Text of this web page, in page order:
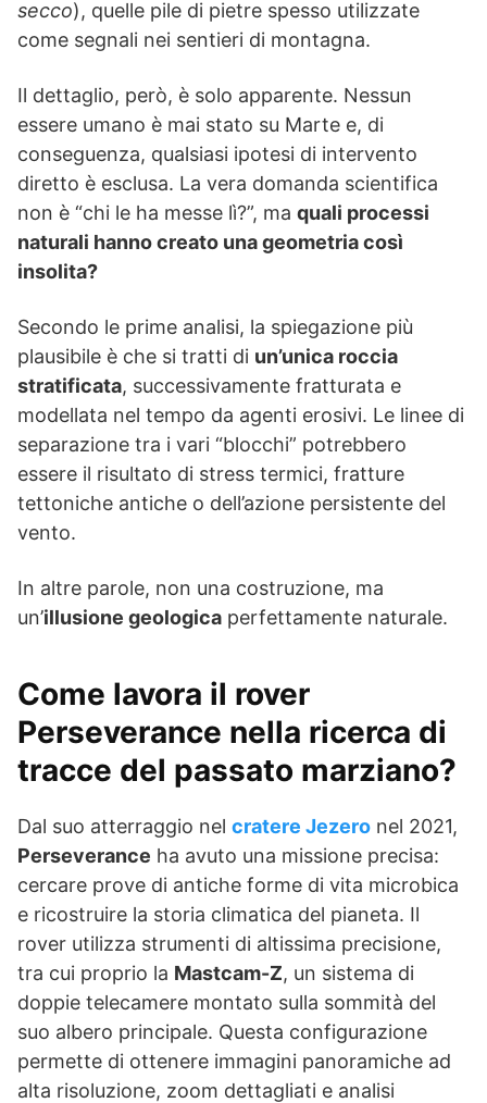
secco), quelle pile di pietre spesso utilizzate
come segnali nei sentieri di montagna.
Il dettaglio, però, è solo apparente. Nessun
essere umano è mai stato su Marte e, di
conseguenza, qualsiasi ipotesi di intervento
diretto è esclusa. La vera domanda scientifica
non è “chi le ha messe lì?”, ma quali processi
naturali hanno creato una geometria così
insolita?
Secondo le prime analisi, la spiegazione più
plausibile è che si tratti di un’unica roccia
stratificata, successivamente fratturata e
modellata nel tempo da agenti erosivi. Le linee di
separazione tra i vari “blocchi” potrebbero
essere il risultato di stress termici, fratture
tettoniche antiche o dell’azione persistente del
vento.
In altre parole, non una costruzione, ma
un’illusione geologica perfettamente naturale.
Come lavora il rover
Perseverance nella ricerca di
tracce del passato marziano?
Dal suo atterraggio nel cratere Jezero nel 2021,
Perseverance ha avuto una missione precisa:
cercare prove di antiche forme di vita microbica
e ricostruire la storia climatica del pianeta. Il
rover utilizza strumenti di altissima precisione,
tra cui proprio la Mastcam-Z, un sistema di
doppie telecamere montato sulla sommità del
suo albero principale. Questa configurazione
permette di ottenere immagini panoramiche ad
alta risoluzione, zoom dettagliati e analisi